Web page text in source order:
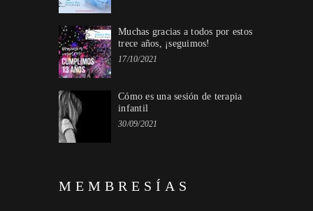
Muchas gracias a todos por estos
trece años, ¡seguimos!
17/10/2021
Cómo es una sesión de terapia
infantil
30/09/2021
MEMBRESÍAS